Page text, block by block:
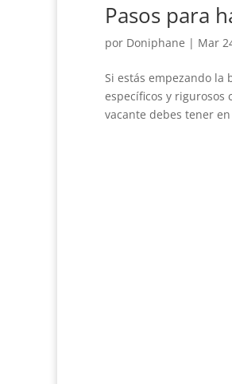
Pasos para
por Doniphane | Mar
Si estás empezando la
específicos y rigurosos
vacante debes tener